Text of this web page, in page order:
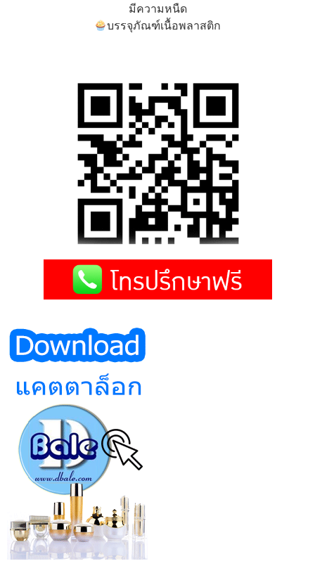
มีความหนืด
บรรจุภัณฑ์เนื้อพลาสติก